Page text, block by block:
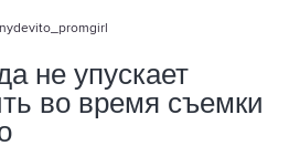
не упускает
во время съемки